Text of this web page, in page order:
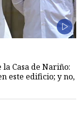
Casa de Nariño:
este edificio; y no,